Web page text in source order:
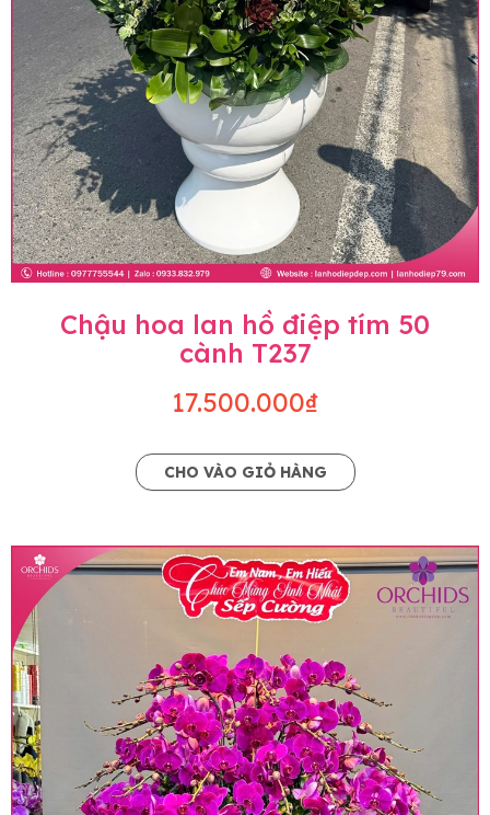
Chậu hoa lan hồ điệp tím 50
cành T237
17.500.000₫
CHO VÀO GIỎ HÀNG